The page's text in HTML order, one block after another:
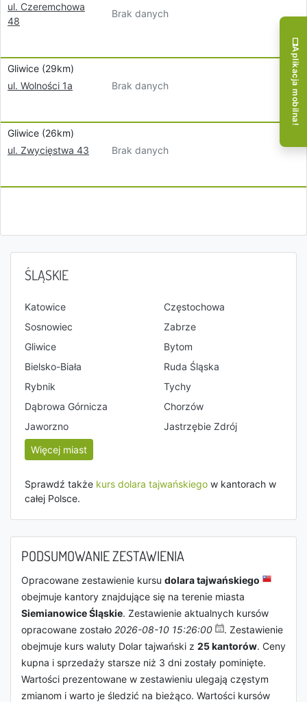
ul. Czeremchowa
48
Brak danych
Gliwice (29km)
ul. Wolności 1a
Brak danych
Gliwice (26km)
ul. Zwycięstwa 43
Brak danych
ŚLĄSKIE
Katowice
Częstochowa
Sosnowiec
Zabrze
Gliwice
Bytom
Bielsko-Biała
Ruda Śląska
Rybnik
Tychy
Dąbrowa Górnicza
Chorzów
Jaworzno
Jastrzębie Zdrój
Więcej miast
Sprawdź także kurs dolara tajwańskiego w kantorach w
całej Polsce.
PODSUMOWANIE ZESTAWIENIA
Opracowane zestawienie kursu dolara tajwańskiego
obejmuje kantory znajdujące się na terenie miasta
Siemianowice Śląskie. Zestawienie aktualnych kursów
opracowane zostało 2026-08-10 15:26:00
. Zestawienie
obejmuje kurs waluty Dolar tajwański z 25 kantorów. Ceny
kupna i sprzedaży starsze niż 3 dni zostały pominięte.
Wartości prezentowane w zestawieniu ulegają częstym
zmianom i warto je śledzić na bieżąco. Wartości kursów
Aplikacja mobilna!